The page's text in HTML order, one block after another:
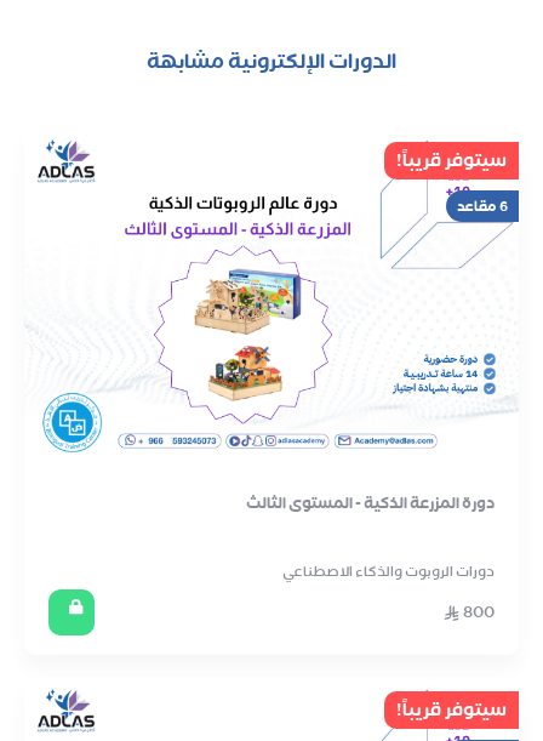
الدورات الإلكترونية مشابهة
سيتوفر قريباً!
6 مقاعد
دورة المزرعة الذكية - المستوى الثالث
دورات الروبوت والذكاء الاصطناعي
800
سيتوفر قريباً!